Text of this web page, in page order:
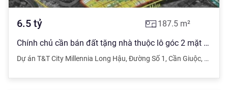
6.5 tỷ 187.5 m²
Chính chủ cần bán đất tặng nhà thuộc lô góc 2 mặt tiền đường số 1 trục chính dự án T&T Long Hậu
Dự án T&T City Millennia Long Hậu, Đường Số 1 , Cần Giuộc, Long